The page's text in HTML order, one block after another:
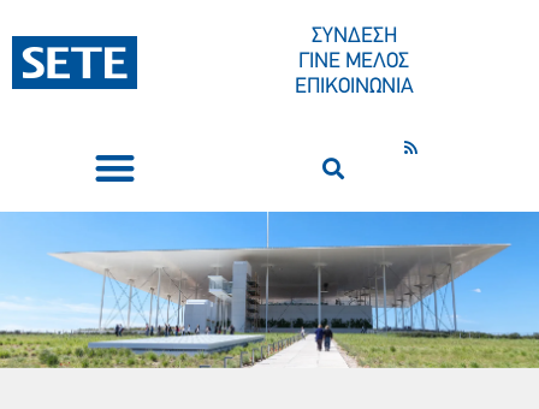
ΣΥΝΔΕΣΗ
ΓΙΝΕ ΜΕΛΟΣ
ΕΠΙΚΟΙΝΩΝΙΑ